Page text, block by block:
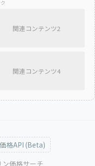
関連コンテンツ2
関連コンテンツ4
格API (Beta)
価格サーチ